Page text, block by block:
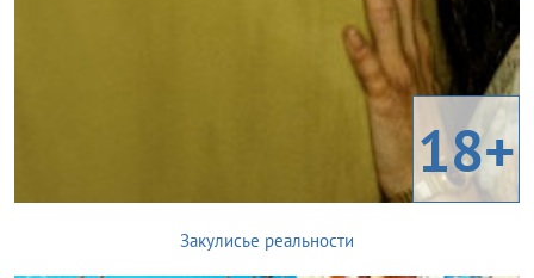
18+
Закулисье реальности